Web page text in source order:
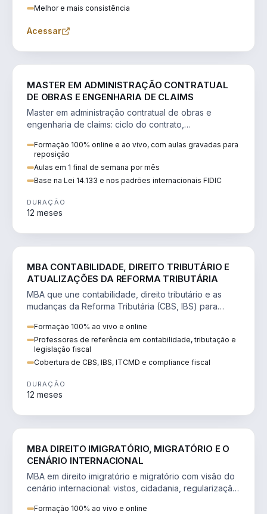
Melhor e mais consistência
Acessar
MASTER EM ADMINISTRAÇÃO CONTRATUAL
DE OBRAS E ENGENHARIA DE CLAIMS
Master em administração contratual de obras e
engenharia de claims: ciclo do contrato,
Formação 100% online e ao vivo, com aulas gravadas para
reposição
Aulas em 1 final de semana por mês
Base na Lei 14.133 e nos padrões internacionais FIDIC
DURAÇÃO
12 meses
MBA CONTABILIDADE, DIREITO TRIBUTÁRIO E
ATUALIZAÇÕES DA REFORMA TRIBUTÁRIA
MBA que une contabilidade, direito tributário e as
mudanças da Reforma Tributária (CBS, IBS) para
Formação 100% ao vivo e online
Professores de referência em contabilidade, tributação e
legislação fiscal
Cobertura de CBS, IBS, ITCMD e compliance fiscal
DURAÇÃO
12 meses
MBA DIREITO IMIGRATÓRIO, MIGRATÓRIO E O
CENÁRIO INTERNACIONAL
MBA em direito imigratório e migratório com visão do
cenário internacional: vistos, cidadania, regularização
Formação 100% ao vivo e online